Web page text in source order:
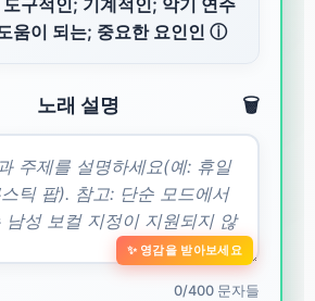
움이 되는; 중요한 요인인 ⓘ
노래 설명 🗑️
✨ 영감을 받아보세요
0/400 문자들